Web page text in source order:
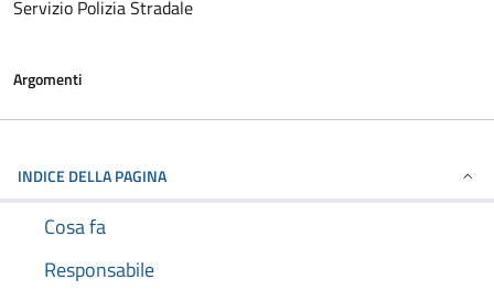
Servizio Polizia Stradale
Argomenti
INDICE DELLA PAGINA
Cosa fa
Responsabile